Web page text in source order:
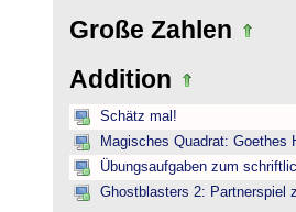
Große Zahlen
Addition
Schätz mal!
Magisches Quadrat: Goethes
Übungsaufgaben zum
Ghostblasters 2: Partnerspiel